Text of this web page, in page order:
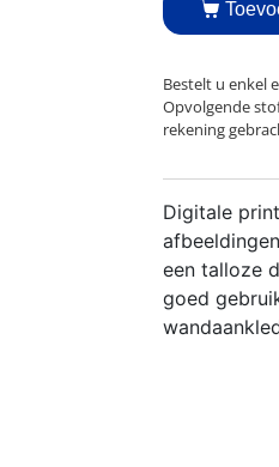
Bestelt u enkel
Opvolgende
rekening
Digitale
een talloze
goed